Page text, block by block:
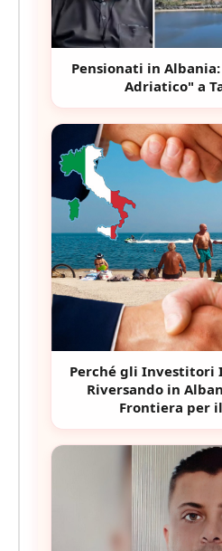
Pensionati in
Adriatico" a
Perché gli Investitori
Riversando in
Frontiera per